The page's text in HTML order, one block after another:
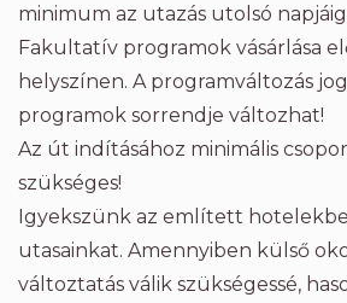
minimum az utazás utolsó
Fakultatív programok vásárlása
helyszínen. A programváltozás
programok sorrendje változhat!
Az út indításához minimális
szükséges!
Igyekszünk az említett
utasainkat. Amennyiben külső
változtatás válik szükségessé,